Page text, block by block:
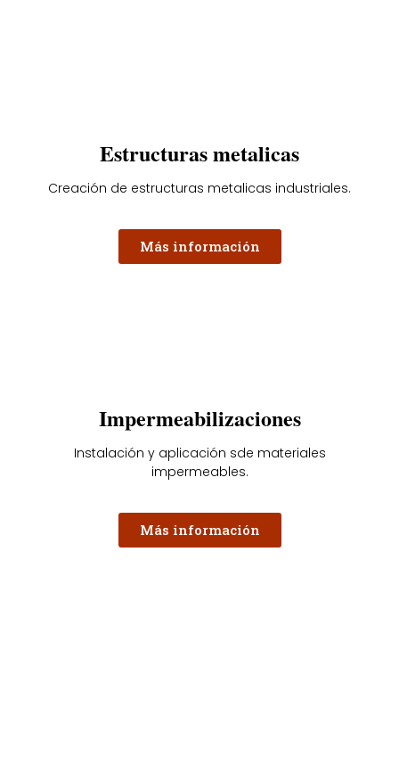
Estructuras metalicas
Creación de estructuras metalicas industriales.
Más información
Impermeabilizaciones
Instalación y aplicación sde materiales
impermeables.
Más información